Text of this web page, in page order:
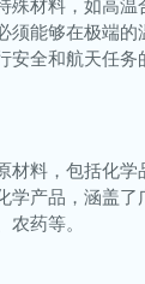
殊材料，如高
须能够在极端
全和航天任务
材料，包括化
学产品，涵盖了
药等。